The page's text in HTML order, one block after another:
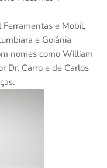
Ferramentas e Mobil,
e Goiânia
nomes como William
Dr. Carro e de Carlos